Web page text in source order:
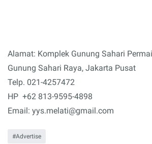
Alamat: Komplek Gunung Sahari
Gunung Sahari Raya, Jakarta Pusat
Telp. 021-4257472
HP +62 813-9595-4898
Email: yys.melati@gmail.com
Advertise